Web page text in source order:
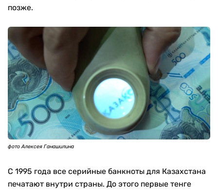
позже.
фото Алексея Ганашилина
С 1995 года все серийные банкноты для Казахстана
печатают внутри страны. До этого первые тенге